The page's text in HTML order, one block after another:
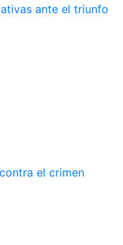
ante el triunfo
el crimen